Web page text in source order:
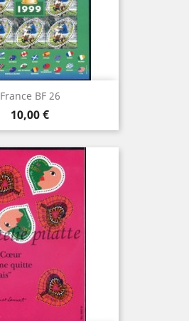
France BF 26
Prix
10,00 €